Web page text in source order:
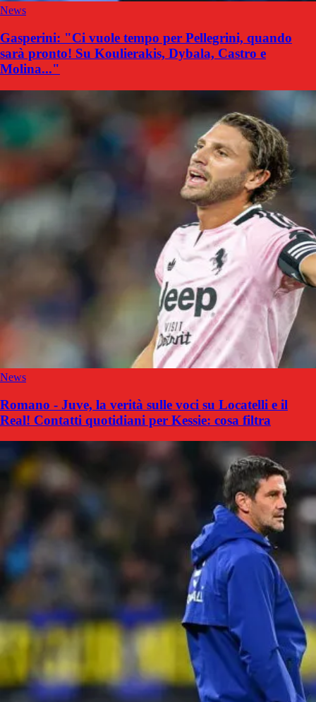
News
Gasperini: "Ci vuole tempo per Pellegrini, quando
sarà pronto! Su Koulierakis, Dybala, Castro e
Molina..."
News
Romano - Juve, la verità sulle voci su Locatelli e il
Real! Contatti quotidiani per Kessie: cosa filtra